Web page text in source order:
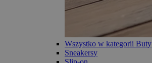
Wszystko w kategorii Buty
Sneakersy